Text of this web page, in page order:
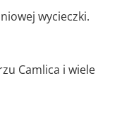
wycieczki.
Camlica i wiele